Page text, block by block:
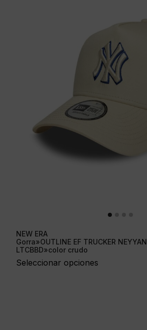
NEW ERA
Gorra»OUTLINE EF TRUCKER NEYYAN
LTCBBD»color crudo
Seleccionar opciones